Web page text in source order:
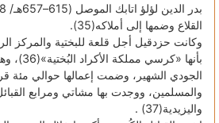
القلاع وضمها إلى أملاكه(35).
وكانت حزدقيل أجل قلعة للبختية والمركز
بأنها
الجودي الشهير، وضمت إعمالها حوالي مئة
والمسلمين، ووجدت بها مشاتي ومرابع
واليزيدية(37) .